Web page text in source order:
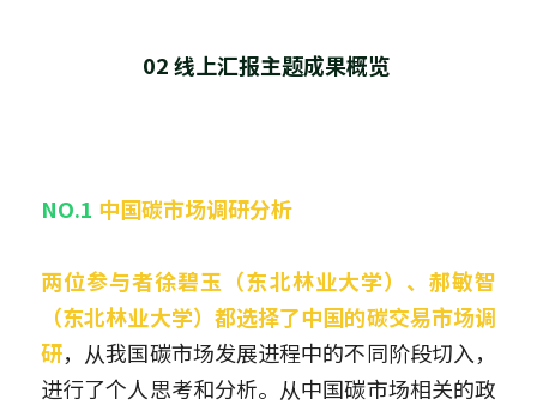
02 线上汇报主题成果概览
NO.1 中国碳市场调研分析
两位参与者徐碧玉（东北林业大学）、郝敏智
（东北林业大学）都选择了中国的碳交易市场调
研，从我国碳市场发展进程中的不同阶段切入，
进行了个人思考和分析。从中国碳市场相关的政